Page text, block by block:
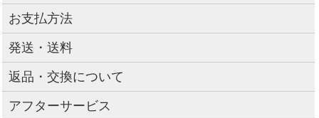
お支払方法
発送・送料
返品・交換について
アフターサービス